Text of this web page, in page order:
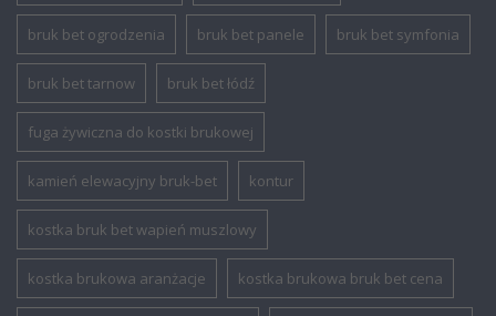
bruk bet ogrodzenia bruk bet panele bruk bet symfonia
bruk bet tarnow bruk bet łódź
fuga żywiczna do kostki brukowej
kamień elewacyjny bruk-bet kontur
kostka bruk bet wapień muszlowy
kostka brukowa aranżacje kostka brukowa bruk bet cena